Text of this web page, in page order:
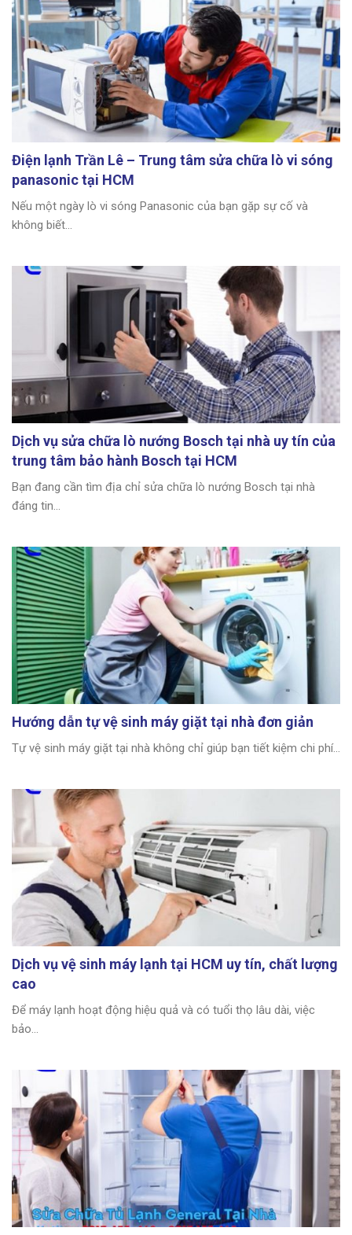
Điện lạnh Trần Lê – Trung tâm sửa chữa lò vi sóng
panasonic tại HCM
Nếu một ngày lò vi sóng Panasonic của bạn gặp sự cố và
không biết...
Dịch vụ sửa chữa lò nướng Bosch tại nhà uy tín của
trung tâm bảo hành Bosch tại HCM
Bạn đang cần tìm địa chỉ sửa chữa lò nướng Bosch tại nhà
đáng tin...
Hướng dẫn tự vệ sinh máy giặt tại nhà đơn giản
Tự vệ sinh máy giặt tại nhà không chỉ giúp bạn tiết kiệm chi phí...
Dịch vụ vệ sinh máy lạnh tại HCM uy tín, chất lượng
cao
Để máy lạnh hoạt động hiệu quả và có tuổi thọ lâu dài, việc
bảo...